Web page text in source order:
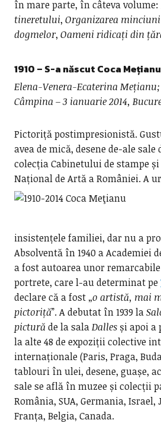
în mare parte, în câteva volume:
tineretului, Organizarea
dogmelor, Oameni ridicați din
1910 – S-a născut Coca Mețianu
Elena-Venera-Ecaterina Mețianu;
Câmpina – 3 ianuarie 2014,
Pictoriță postimpresionistă.
avea de mică, desene de-ale
colecția Cabinetului de stampe
Național de Artă a României.A
insistențele familiei, dar nu a
Absolventă în 1940 a Academiei
a fost autoarea unor
portrete, care l-au determinat pe
declare că a fost „o artistă, mai
pictoriță”. A debutat în 1939 la
pictură de la salaDallesși apoi a
la alte 48 de expoziții colective
internaționale (Paris, Praga,
tablouri în ulei, desene, guașe,
sale se află în muzee și colecții
România, SUA, Germania, Israel,
Franța, Belgia, Canada.